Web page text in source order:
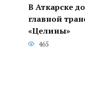
В Аткарске
главной
«Целины»
465